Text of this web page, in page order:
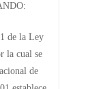
de la Ley
la cual se
de